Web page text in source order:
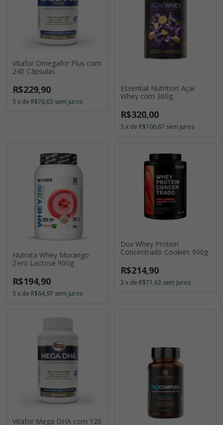
Vitafor Omegafor Plus com
240 Cápsulas
R$229,90
3 x de R$76,63 sem juros
Essential Nutrition Açai
Whey com 360g
R$320,00
3 x de R$106,67 sem juros
Nutrata Whey Morango
Zero Lactose 900g
R$194,90
3 x de R$64,97 sem juros
Dux Whey Protein
Concentrado Cookies 900g
R$214,90
3 x de R$71,63 sem juros
Vitafor Mega DHA com 120